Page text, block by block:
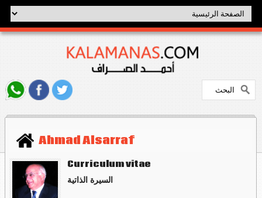
Ahmad Alsarraf
Curriculum vitae
السيرة الذاتية